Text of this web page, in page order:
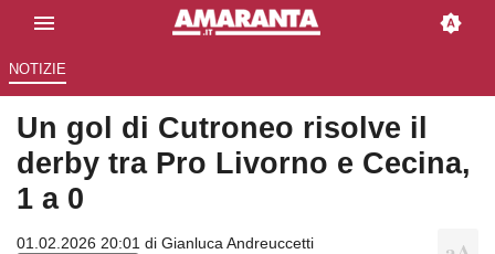
NOTIZIE
Un gol di Cutroneo risolve il
derby tra Pro Livorno e Cecina,
1 a 0
01.02.2026 20:01 di Gianluca Andreuccetti